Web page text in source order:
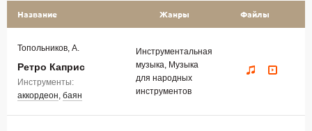
Название Жанры Файлы
Топольников, А.
Ретро Каприс
Инструменты:
аккордеон, баян
Инструментальная
музыка, Музыка
для народных
инструментов